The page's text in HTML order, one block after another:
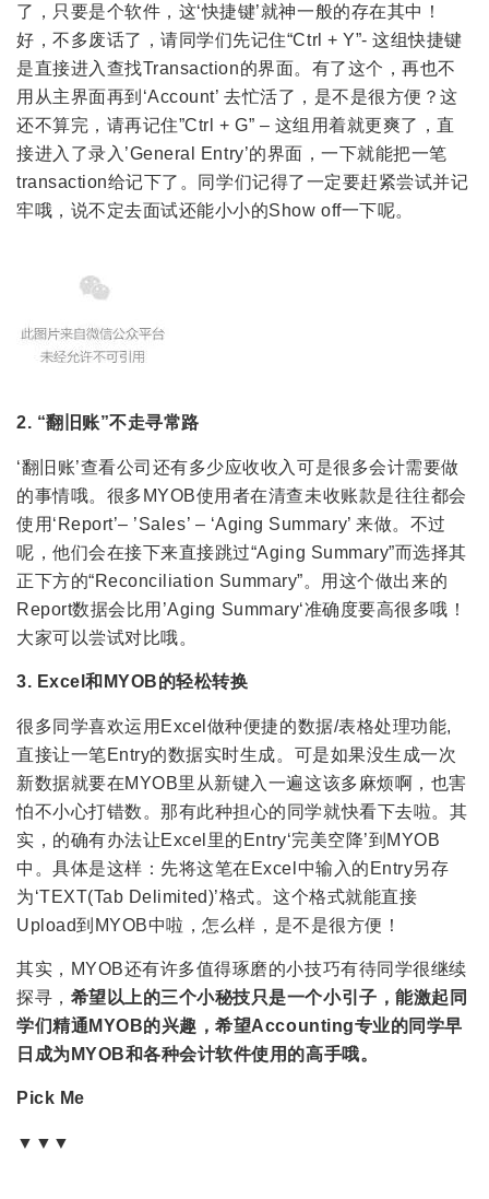
了，只要是个软件，这‘快捷键’就神一般的存在其中！
好，不多废话了，请同学们先记住“Ctrl + Y”- 这组快捷键
是直接进入查找Transaction的界面。有了这个，再也不
用从主界面再到‘Account’ 去忙活了，是不是很方便？这
还不算完，请再记住”Ctrl + G” – 这组用着就更爽了，直
接进入了录入’General Entry’的界面，一下就能把一笔
transaction给记下了。同学们记得了一定要赶紧尝试并记
牢哦，说不定去面试还能小小的Show off一下呢。
2. “翻旧账”不走寻常路
‘翻旧账’查看公司还有多少应收收入可是很多会计需要做
的事情哦。很多MYOB使用者在清查未收账款是往往都会
使用‘Report’– ’Sales’ – ‘Aging Summary’ 来做。不过
呢，他们会在接下来直接跳过“Aging Summary”而选择其
正下方的“Reconciliation Summary”。用这个做出来的
Report数据会比用’Aging Summary‘准确度要高很多哦！
大家可以尝试对比哦。
3. Excel和MYOB的轻松转换
很多同学喜欢运用Excel做种便捷的数据/表格处理功能,
直接让一笔Entry的数据实时生成。可是如果没生成一次
新数据就要在MYOB里从新键入一遍这该多麻烦啊，也害
怕不小心打错数。那有此种担心的同学就快看下去啦。其
实，的确有办法让Excel里的Entry‘完美空降’到MYOB
中。具体是这样：先将这笔在Excel中输入的Entry另存
为‘TEXT(Tab Delimited)’格式。这个格式就能直接
Upload到MYOB中啦，怎么样，是不是很方便！
其实，MYOB还有许多值得琢磨的小技巧有待同学很继续
探寻， 希望以上的三个小秘技只是一个小引子，能激起同
学们精通MYOB的兴趣，希望Accounting专业的同学早
日成为MYOB和各种会计软件使用的高手哦。
Pick Me
▼▼▼